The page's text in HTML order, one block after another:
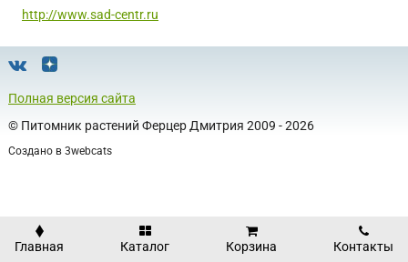
http://www.sad-centr.ru
Полная версия сайта
© Питомник растений Ферцер Дмитрия 2009 - 2026
Создано в 3webcats
Главная Каталог Корзина Контакты